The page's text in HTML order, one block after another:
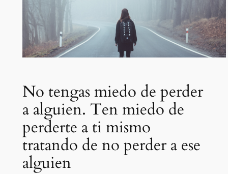
No tengas miedo de perder
a alguien. Ten miedo de
perderte a ti mismo
tratando de no perder a ese
alguien